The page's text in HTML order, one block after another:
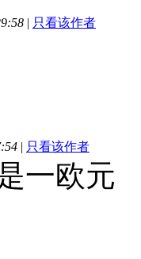
| 只看该作者
| 只看该作者
一欧元